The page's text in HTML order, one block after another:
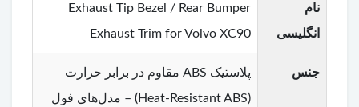
نام
انگلیسی
Exhaust Tip Bezel / Rear Bumper
Exhaust Trim for Volvo XC90
جنس
پلاستیک ABS مقاوم در برابر حرارت
(Heat-Resistant ABS) – مدل‌های فول